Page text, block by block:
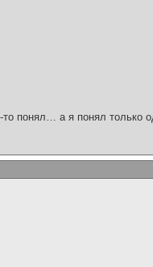
понял… а я понял только